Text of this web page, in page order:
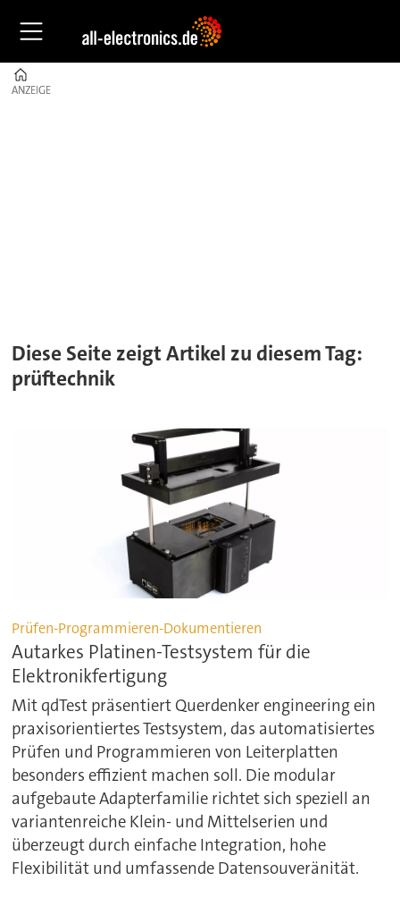
ANZEIGE
ANZEIGE
Diese Seite zeigt Artikel zu diesem Tag:
prüftechnik
Prüfen-Programmieren-Dokumentieren
Autarkes Platinen-Testsystem für die
Elektronikfertigung
Mit qdTest präsentiert Querdenker engineering ein
praxisorientiertes Testsystem, das automatisiertes
Prüfen und Programmieren von Leiterplatten
besonders effizient machen soll. Die modular
aufgebaute Adapterfamilie richtet sich speziell an
variantenreiche Klein- und Mittelserien und
überzeugt durch einfache Integration, hohe
Flexibilität und umfassende Datensouveränität.